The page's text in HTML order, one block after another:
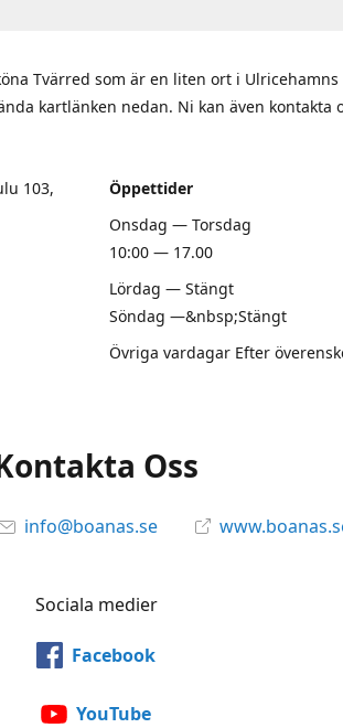
Tvärred som är en liten ort i Ulricehamns
kartlänken nedan. Ni kan även kontakta
103,
Öppettider
Onsdag — Torsdag
10:00 — 17.00
Lördag — Stängt
Söndag —&nbsp;Stängt
Övriga vardagar Efter
Oss
info@boanas.se
Sociala medier
Facebook
YouTube